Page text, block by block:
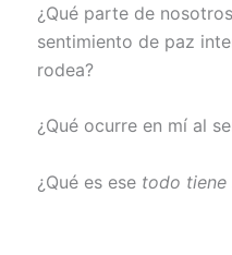
¿Qué parte de
sentimiento de paz
rodea?
¿Qué ocurre en mí al
¿Qué es ese todo tiene